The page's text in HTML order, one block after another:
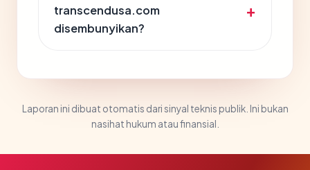
transcendusa.com
disembunyikan?
Laporan ini dibuat otomatis dari sinyal teknis publik. Ini bukan
nasihat hukum atau finansial.